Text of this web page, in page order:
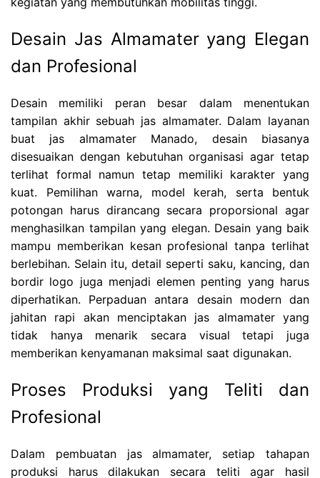
Desain Jas Almamater yang Elegan
dan Profesional
Desain memiliki peran besar dalam menentukan
tampilan akhir sebuah jas almamater. Dalam layanan
buat jas almamater Manado, desain biasanya
disesuaikan dengan kebutuhan organisasi agar tetap
terlihat formal namun tetap memiliki karakter yang
kuat. Pemilihan warna, model kerah, serta bentuk
potongan harus dirancang secara proporsional agar
menghasilkan tampilan yang elegan. Desain yang baik
mampu memberikan kesan profesional tanpa terlihat
berlebihan. Selain itu, detail seperti saku, kancing, dan
bordir logo juga menjadi elemen penting yang harus
diperhatikan. Perpaduan antara desain modern dan
jahitan rapi akan menciptakan jas almamater yang
tidak hanya menarik secara visual tetapi juga
memberikan kenyamanan maksimal saat digunakan.
Proses Produksi yang Teliti dan
Profesional
Dalam pembuatan jas almamater, setiap tahapan
produksi harus dilakukan secara teliti agar hasil